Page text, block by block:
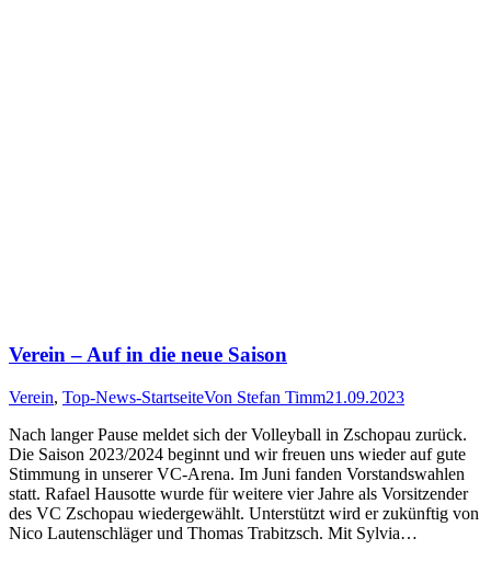
Verein – Auf in die neue Saison
Verein, Top-News-StartseiteVon Stefan Timm21.09.2023
Nach langer Pause meldet sich der Volleyball in Zschopau zurück.
Die Saison 2023/2024 beginnt und wir freuen uns wieder auf gute
Stimmung in unserer VC-Arena. Im Juni fanden Vorstandswahlen
statt. Rafael Hausotte wurde für weitere vier Jahre als Vorsitzender
des VC Zschopau wiedergewählt. Unterstützt wird er zukünftig von
Nico Lautenschläger und Thomas Trabitzsch. Mit Sylvia…